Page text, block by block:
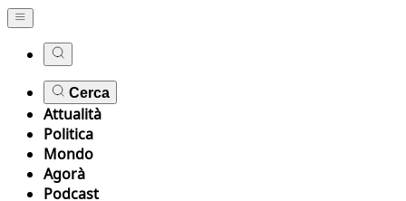
Cerca
Attualità
Politica
Mondo
Agorà
Podcast